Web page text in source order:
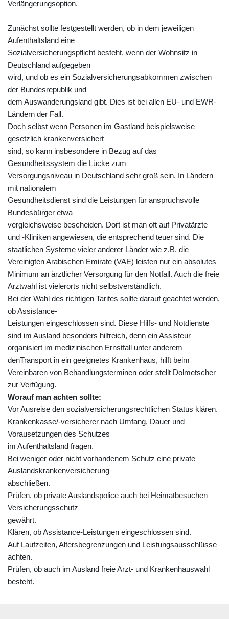
Verlängerungsoption.
Zunächst sollte festgestellt werden, ob in dem jeweiligen
Aufenthaltsland eine
Sozialversicherungspflicht besteht, wenn der Wohnsitz in
Deutschland aufgegeben
wird, und ob es ein Sozialversicherungsabkommen zwischen
der Bundesrepublik und
dem Auswanderungsland gibt. Dies ist bei allen EU- und EWR-
Ländern der Fall.
Doch selbst wenn Personen im Gastland beispielsweise
gesetzlich krankenversichert
sind, so kann insbesondere in Bezug auf das
Gesundheitssystem die Lücke zum
Versorgungsniveau in Deutschland sehr groß sein. In Ländern
mit nationalem
Gesundheitsdienst sind die Leistungen für anspruchsvolle
Bundesbürger etwa
vergleichsweise bescheiden. Dort ist man oft auf Privatärzte
und -Kliniken angewiesen, die entsprechend teuer sind. Die
staatlichen Systeme vieler anderer Länder wie z.B. die
Vereinigten Arabischen Emirate (VAE) leisten nur ein absolutes
Minimum an ärztlicher Versorgung für den Notfall. Auch die freie
Arztwahl ist vielerorts nicht selbstverständlich.
Bei der Wahl des richtigen Tarifes sollte darauf geachtet werden,
ob Assistance-
Leistungen eingeschlossen sind. Diese Hilfs- und Notdienste
sind im Ausland besonders hilfreich, denn ein Assisteur
organisiert im medizinischen Ernstfall unter anderem
denTransport in ein geeignetes Krankenhaus, hilft beim
Vereinbaren von Behandlungsterminen oder stellt Dolmetscher
zur Verfügung.
Worauf man achten sollte:
Vor Ausreise den sozialversicherungsrechtlichen Status klären.
Krankenkasse/-versicherer nach Umfang, Dauer und
Vorausetzungen des Schutzes
im Aufenthaltsland fragen.
Bei weniger oder nicht vorhandenem Schutz eine private
Auslandskrankenversicherung
abschließen.
Prüfen, ob private Auslandspolice auch bei Heimatbesuchen
Versicherungsschutz
gewährt.
Klären, ob Assistance-Leistungen eingeschlossen sind.
Auf Laufzeiten, Altersbegrenzungen und Leistungsausschlüsse
achten.
Prüfen, ob auch im Ausland freie Arzt- und Krankenhauswahl
besteht.